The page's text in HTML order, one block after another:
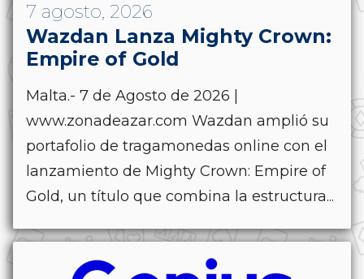
7 agosto, 2026
Wazdan Lanza Mighty Crown:
Empire of Gold
Malta.- 7 de Agosto de 2026 |
www.zonadeazar.com Wazdan amplió su
portafolio de tragamonedas online con el
lanzamiento de Mighty Crown: Empire of
Gold, un título que combina la estructura...